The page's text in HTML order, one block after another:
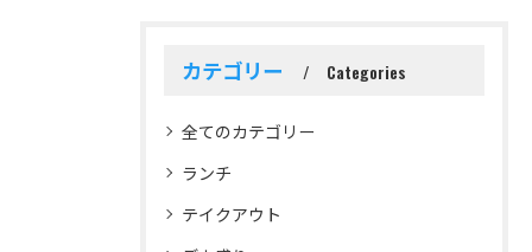
カテゴリー Categories
全てのカテゴリー
ランチ
テイクアウト